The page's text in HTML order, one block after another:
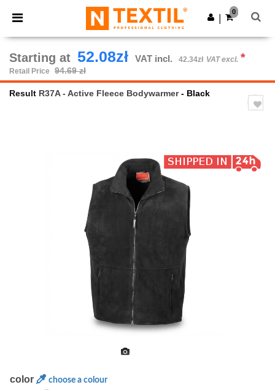
× Ntextil App
Better prices on app!
Get the app
0
Starting at 52.08zł VAT incl. 42.34zł VAT excl. *
Retail Price 94.69 zł
Result R37A - Active Fleece Bodywarmer- Black
color choose a colour